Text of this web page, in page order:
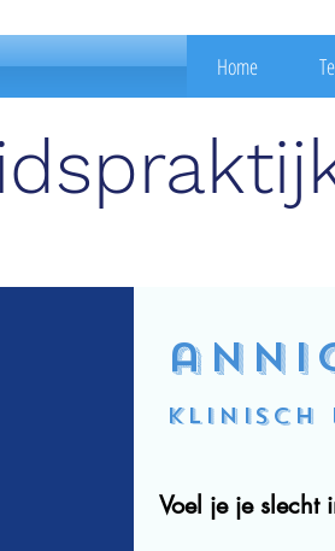
Home
Klinisch
Voel je je slecht